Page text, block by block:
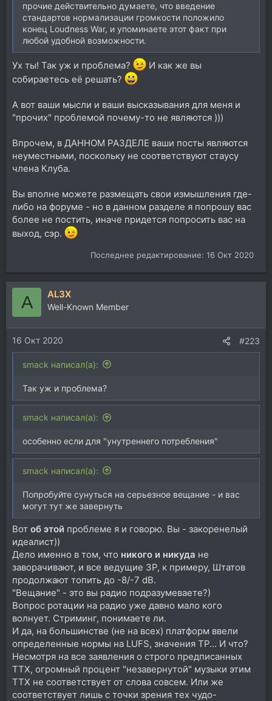
прочие действительно думаете, что введение
стандартов нормализации громкости положило
конец Loudness War, и упоминаете этот факт при
любой удобной возможности.
Ух ты! Так уж и проблема?
И как же вы
собираетесь её решать?
А вот ваши мысли и ваши высказывания для меня и
"прочих" проблемой почему-то не являются )))
Впрочем, в ДАННОМ РАЗДЕЛЕ ваши посты являются
неуместными, поскольку не соответствуют стаусу
члена Клуба.
Вы вполне можете размещать свои измышления где-
либо на форуме - но в данном разделе я попрошу вас
более не постить, иначе придется попросить вас на
выход, сэр.
Последнее редактирование: 16 Окт 2020
A AL3X
Well-Known Member
16 Окт 2020 #223
smack написал(а):
Так уж и проблема?
smack написал(а):
особенно если для "унутреннего потребления"
smack написал(а):
Попробуйте сунуться на серьезное вещание - и вас
могут тут же завернуть
Вот об этой проблеме я и говорю. Вы - закоренелый
идеалист))
Дело именно в том, что никого и никуда не
заворачивают, и все ведущие ЗР, к примеру, Штатов
продолжают топить до -8/-7 dB.
"Вещание" - это вы радио подразумеваете?)
Вопрос ротации на радио уже давно мало кого
волнует. Стриминг, понимаете ли.
И да, на большинстве (не на всех) платформ ввели
определенные нормы на LUFS, значения TP... И что?
Несмотря на все заявления о строго предписанных
ТТХ, огромный процент "незавернутой" музыки этим
ТТХ не соответствует от слова совсем. Или же
соответствует лишь с точки зрения тех чудо-